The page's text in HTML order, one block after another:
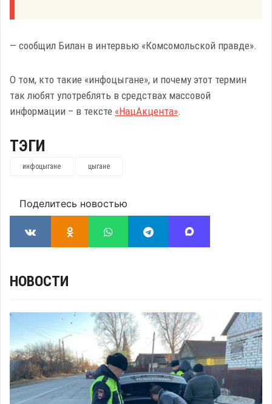
— сообщил Билан в интервью «Комсомольской правде».
О том, кто такие «инфоцыгане», и почему этот термин
так любят употреблять в средствах массовой
информации – в тексте «НацАкцента».
ТЭГИ
инфоцыгане цыгане
Поделитесь новостью
НОВОСТИ